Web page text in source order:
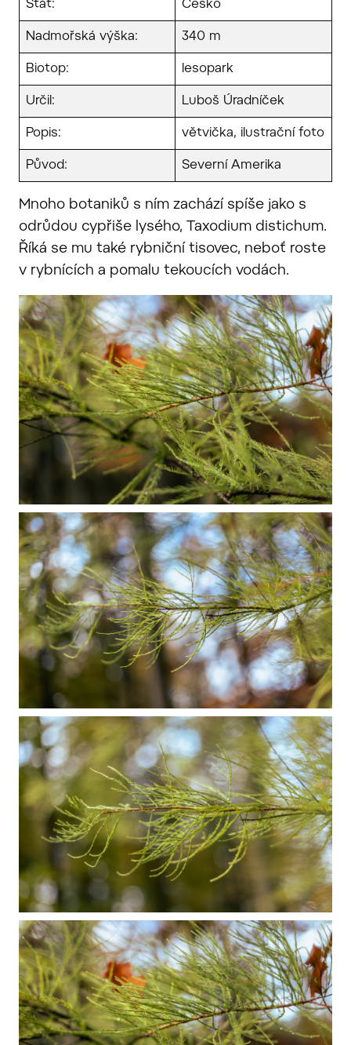
Stát: Česko
Nadmořská výška: 340 m
Biotop: lesopark
Určil: Luboš Úradníček
Popis: větvička, ilustrační foto
Původ: Severní Amerika
Mnoho botaniků s ním zachází spíše jako s
odrůdou cypřiše lysého, Taxodium distichum.
Říká se mu také rybniční tisovec, neboť roste
v rybnících a pomalu tekoucích vodách.